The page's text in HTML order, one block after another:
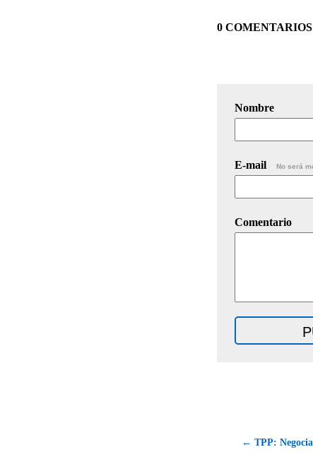
0 COMENTARIOS
Nombre
E-mail No será
Comentario
← TPP: